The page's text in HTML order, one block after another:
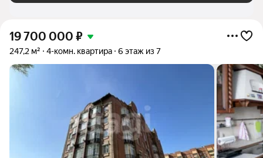
19 700 000 ₽
247,2 м² 4-комн. квартира 6 этаж из 7